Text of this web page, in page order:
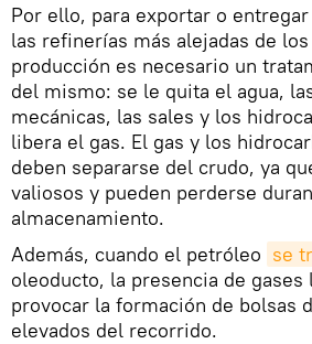
Por ello, para exportar o
las refinerías más alejadas de
producción es necesario un
del mismo: se le quita el agua,
mecánicas, las sales y los
libera el gas. El gas y los
deben separarse del crudo, ya
valiosos y pueden perderse
almacenamiento.
Además, cuando el petróleo se
oleoducto, la presencia de gases
provocar la formación de bolsas
elevados del recorrido.